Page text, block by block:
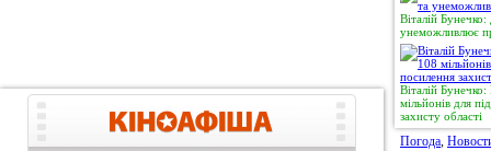
Віталій
унеможливлює
Віталій
мільйонів для
захисту області
Погода,